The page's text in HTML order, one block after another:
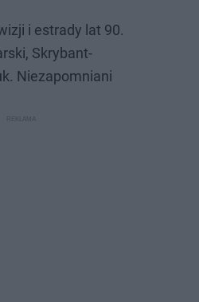
i estrady lat 90.
Skrybant-
Niezapomniani